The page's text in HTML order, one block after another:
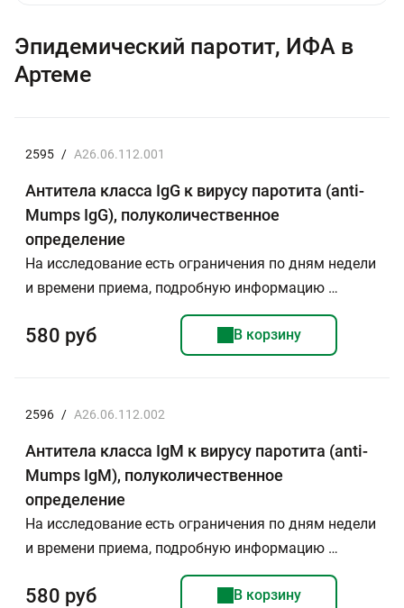
Эпидемический паротит, ИФА в
Артеме
2595 / A26.06.112.001
Антитела класса IgG к вирусу паротита (anti-
Mumps IgG), полуколичественное
определение
На исследование есть ограничения по дням недели
и времени приема, подробную информацию …
580 руб В корзину
2596 / A26.06.112.002
Антитела класса IgM к вирусу паротита (anti-
Mumps IgМ), полуколичественное
определение
На исследование есть ограничения по дням недели
и времени приема, подробную информацию …
580 руб В корзину